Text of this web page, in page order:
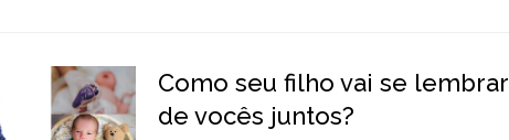
Como seu filho vai se lembrar
de vocês juntos?